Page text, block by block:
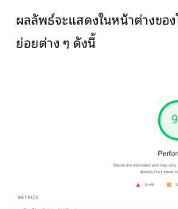
ผลลัพธ์จะแสดงในหน้าต่างขอ
ย่อยต่าง ๆ ดังนี้